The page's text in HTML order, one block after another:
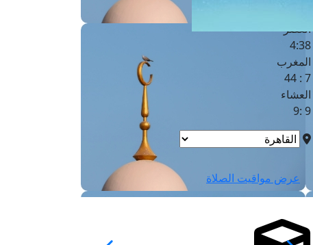
العصر
4:38
المغرب
7 : 44
العشاء
9 :9
عرض مواقيت الصلاة